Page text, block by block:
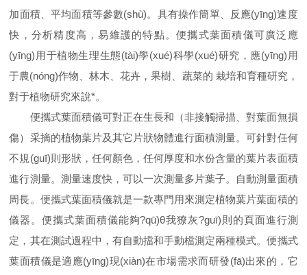
加面積、平均面積等參數(shù)。具有操作簡單、反應(yīng)速度
快，分析精度高，易維護的特點。便攜式葉面積儀可廣泛應
(yīng)用于植物生理生態(tài)學(xué)科學(xué)研究，應(yīng)用
于農(nóng)作物、林木、花卉，果樹、蔬菜的 栽培和育種研究，
對于植物研究來說*。
便攜式葉面積儀可對正在生長和（非接觸掃描、對葉面無損
傷）采摘的植物葉片及其它片狀物體進行面積測量。可針對任何
不規(guī)則形狀，任何顏色，任何厚度和水份含量的葉片表面積
進行測量。測量速度快，可以一次測量多片葉子。自動測量面積
周長。便攜式葉面積儀就是一款專門用來測定植物葉片葉面積的
儀器。便攜式葉面積儀能夠?qū)θ我獠灰?guī)則的頁面進行測
定，其在測試過程中，有自動擋和手動檔測定兩種模式。便攜式
葉面積儀是適應(yīng)現(xiàn)在市場需求而研發(fā)出來的，它